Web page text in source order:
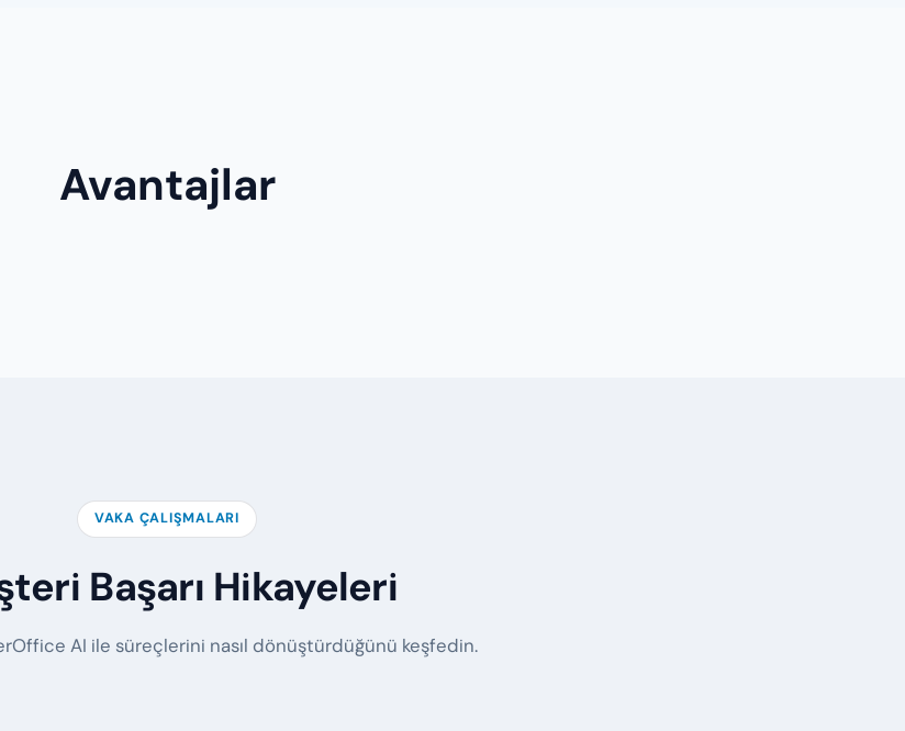
Avantajlar
VAKA ÇALIŞMALARI
Başarı Hikayeleri
AI ile süreçlerini nasıl dönüştürdüğünü keşfedin.